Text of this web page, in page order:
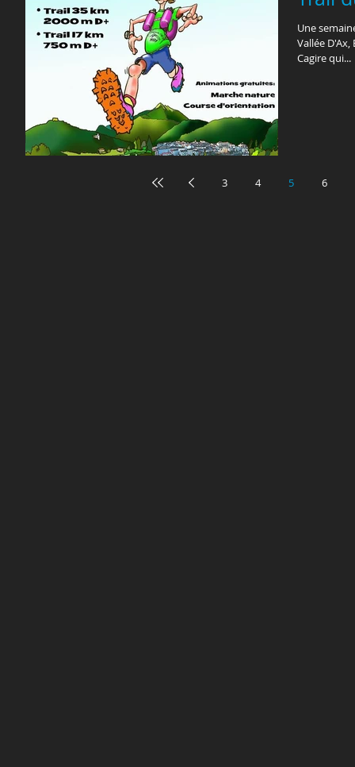
Une
Vallée D'Ax,
Cagire qui...
3 4 5 6